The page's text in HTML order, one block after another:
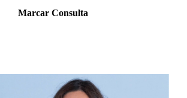
Marcar Consulta